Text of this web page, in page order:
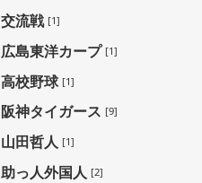
交流戦 [1]
広島東洋カープ [1]
高校野球 [1]
阪神タイガース [9]
山田哲人 [1]
助っ人外国人 [2]